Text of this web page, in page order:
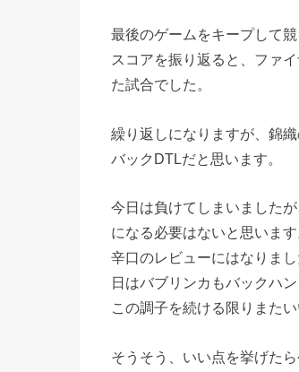
最後のゲームをキープして
スコアを振り返ると、ファ
た試合でした。
繰り返しになりますが、錦
バックDTLだと思います。
今日は負けてしまいました
になる必要はないと思います
辛口のレビューにはなりま
日はバブリンカもバックハ
この調子を続ける限りまたい
そうそう、いい点を挙げた